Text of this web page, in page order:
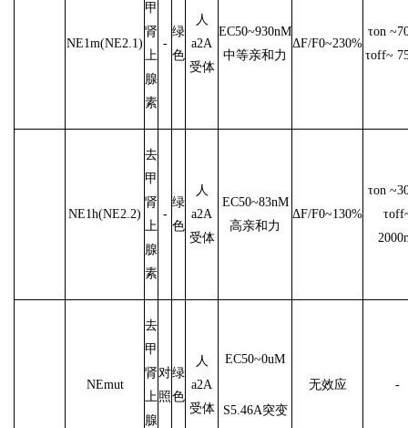
NE1m(NE2.1)
甲
肾
上
腺
素
-
绿
色
人
a2A
受体
EC50~930nM
中等亲和力
ΔF/F0~230%
τon
τoff~
NE1h(NE2.2)
去
甲
肾
上
腺
素
-
绿
色
人
a2A
受体
EC50~83nM
高亲和力
ΔF/F0~130%
τon
NEmut
去
甲
肾
上
腺
对
照
绿
色
人
a2A
受体
EC50~0uM
S5.46A突变
无效应 -